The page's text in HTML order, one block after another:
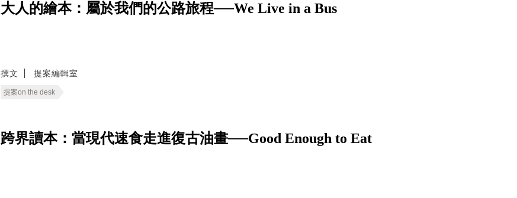
大人的繪本：屬於我們的公路旅程──We Live in a Bus
撰文 提案編輯室
提案on the desk
跨界讀本：當現代速食走進復古油畫──Good Enough to Eat